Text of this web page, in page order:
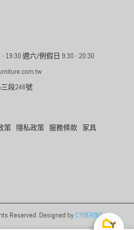
週六/例假日 9:30 - 20:30
段246號
策 隱私政策 服務條款 家具
Reserved. Designed by CYBERBIZ.